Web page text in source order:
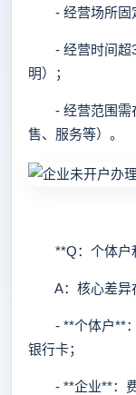
- 经营场所固定
- 经营时间超3
明）；
- 经营范围需在
售、服务等）。
**Q：个体户
A：核心差异
- **个体户**：
银行卡；
- **企业**：费